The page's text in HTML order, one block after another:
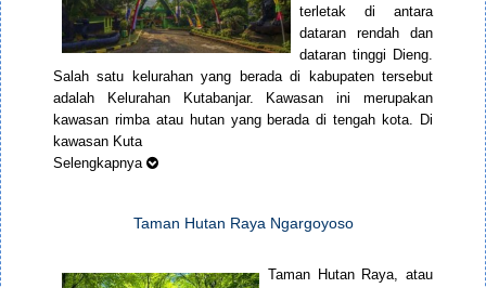
terletak di antara
dataran rendah dan
dataran tinggi Dieng.
Salah satu kelurahan yang berada di kabupaten tersebut
adalah Kelurahan Kutabanjar. Kawasan ini merupakan
kawasan rimba atau hutan yang berada di tengah kota. Di
kawasan Kuta
Selengkapnya
Taman Hutan Raya Ngargoyoso
Taman Hutan Raya, atau